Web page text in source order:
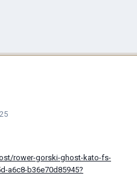
rower-gorski-ghost-kato-fs-
a6c8-b36e70d85945?